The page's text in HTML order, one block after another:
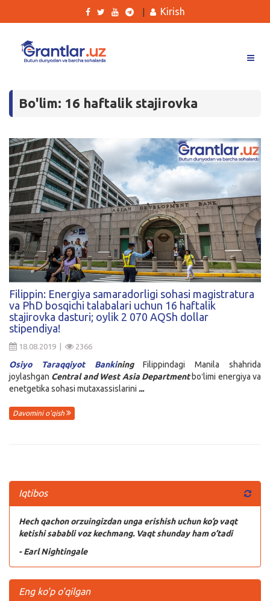
Tanlovlar
Kurslar
Blog
Yana
Qidirish
Kirish
Kirish
Bo'lim: 16 haftalik stajirovka
Filippin: Energiya samaradorligi sohasi magistratura
va PhD bosqichi talabalari uchun 16 haftalik
stajirovka dasturi; oylik 2 070 AQSh dollar
stipendiya!
18.08.2019 | 2366
Osiyo Taraqqiyot BankiningFilippindagi Manila shahrida
joylashgan Central and West Asia Departmentboʻlimi energiya va
enetgetika sohasi mutaxassislarini ...
Davomini o'qish
Iqtibos
Hech qachon orzuingizdan unga erishish uchun ko’p vaqt
ketishi sababli voz kechmang. Vaqt shunday ham o’tadi
- Earl Nightingale
Eng ko'p o'qilgan